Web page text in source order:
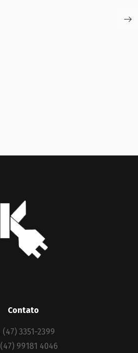
Contato
(47) 3351-2399
(47) 99181 4046